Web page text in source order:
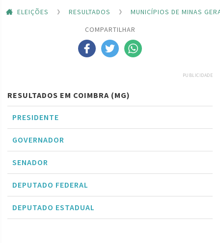
ELEIÇÕES RESULTADOS
MUNICÍPIOS DE MINAS
COMPARTILHAR
PUBLICIDADE
RESULTADOS EM COIMBRA (MG)
PRESIDENTE
GOVERNADOR
SENADOR
DEPUTADO FEDERAL
DEPUTADO ESTADUAL